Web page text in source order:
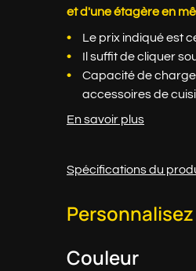
et d'une étagère en
Le prix indiqué est
Il suffit de cliquer
Capacité de
accessoires de
En savoir plus
Spécifications du
Couleur